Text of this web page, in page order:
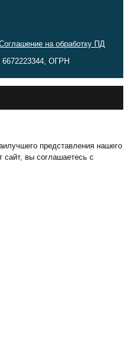
на обработку ПД
ОГРН
представления нашего
сайт, вы соглашаетесь с